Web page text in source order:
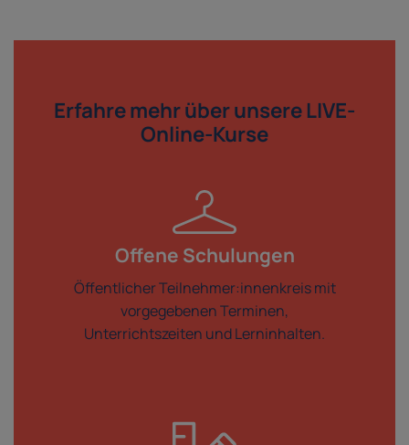
Erfahre mehr überunsere LIVE-
Online-Kurse
Offene Schulungen
Öffentlicher Teilnehmer:innenkreis mit
vorgegebenen Terminen,
Unterrichtszeiten und Lerninhalten.